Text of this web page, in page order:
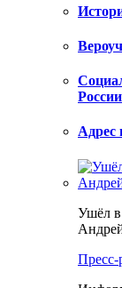
России
Адрес
Ушёл в
Пресс-